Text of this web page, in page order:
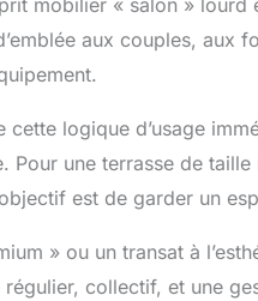
mobilier « salon » lourd
aux couples, aux
cette logique d’usage
Pour une terrasse de
est de garder un
» ou un transat à
collectif, et une